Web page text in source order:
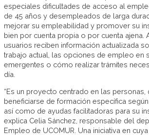
especiales dificultades de acceso al
de 45 años y desempleados de larga
mejorar su empleabilidad y promover su
bien por cuenta propia o por cuenta ajena.
usuarios reciben información actualizada
trabajo actual, las opciones de empleo en
emergentes o cómo realizar trámites
día.
“Es un proyecto centrado en las personas,
beneficiarse de formación específica
así como de ayudas facilitadoras para su
explica Celia Sánchez, responsable del
Empleo de UCOMUR. Una iniciativa en